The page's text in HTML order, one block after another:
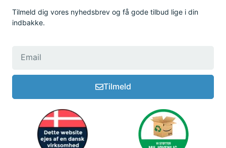
Tilmeld dig vores nyhedsbrev og få gode tilbud lige i din
indbakke.
Tilmeld